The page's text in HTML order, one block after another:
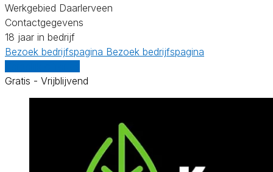
Werkgebied Daarlerveen
Contactgegevens
18 jaar in bedrijf
Bezoek bedrijfspagina Bezoek bedrijfspagina
Gratis - Vrijblijvend